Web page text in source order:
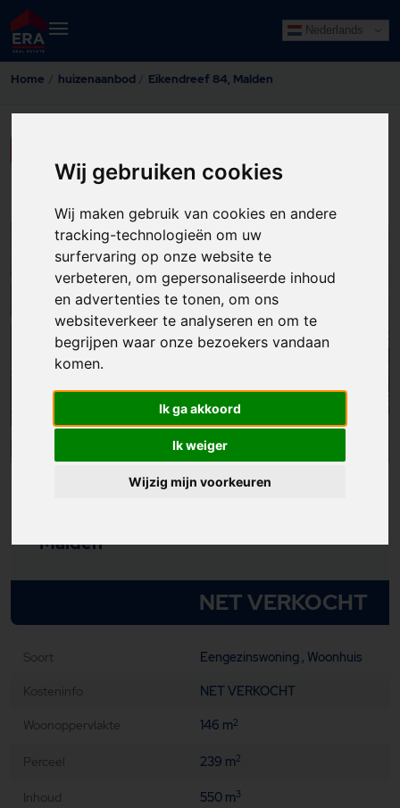
Wij gebruiken cookies
Wij maken gebruik van cookies en andere
tracking-technologieën om uw
surfervaring op onze website te
verbeteren, om gepersonaliseerde inhoud
en advertenties te tonen, om ons
websiteverkeer te analyseren en om te
begrijpen waar onze bezoekers vandaan
komen.
Ik ga akkoord
Ik weiger
Wijzig mijn voorkeuren
Nederlands
Home huizenaanbod Eikendreef 84, Malden
Malden
NET VERKOCHT
Soort Eengezinswoning , Woonhuis
Kosteninfo NET VERKOCHT
Woonoppervlakte 146 m2
Perceel 239 m2
Inhoud 550 m3